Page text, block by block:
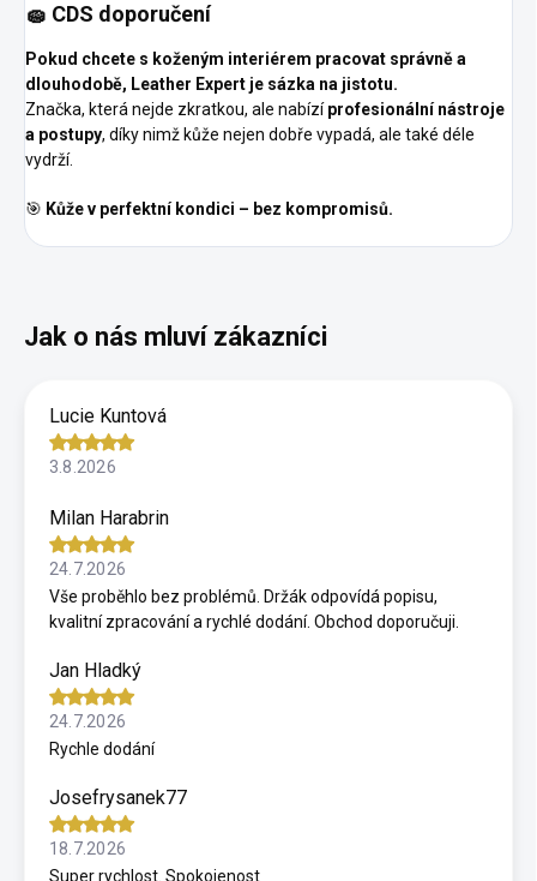
🧽 CDS doporučení
Pokud chcete s koženým interiérem pracovat správně a
dlouhodobě, Leather Expert je sázka na jistotu.
Značka, která nejde zkratkou, ale nabízíprofesionální nástroje
a postupy, díky nimž kůže nejen dobře vypadá, ale také déle
vydrží.
🎯 Kůže v perfektní kondici – bez kompromisů.
Lucie Kuntová
3.8.2026
Milan Harabrin
24.7.2026
Vše proběhlo bez problémů. Držák odpovídá popisu,
kvalitní zpracování a rychlé dodání. Obchod doporučuji.
Jan Hladký
24.7.2026
Rychle dodání
Josefrysanek77
18.7.2026
Super rychlost. Spokojenost